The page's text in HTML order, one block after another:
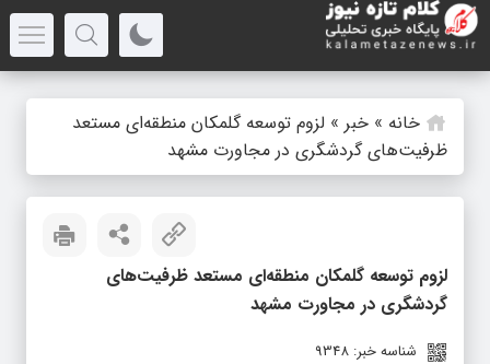
خانه » خبر » لزوم توسعه گلمکان منطقه‌ای مستعد
ظرفیت‌های گردشگری در مجاورت مشهد
لزوم توسعه گلمکان منطقه‌ای مستعد ظرفیت‌های
گردشگری در مجاورت مشهد
شناسه خبر: 9348